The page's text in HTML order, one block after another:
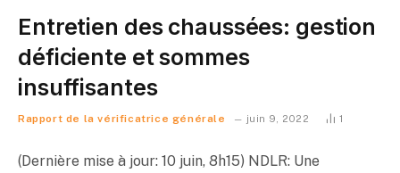
Entretien des chaussées: gestion
déficiente et sommes
insuffisantes
Rapport de la vérificatrice générale juin 9, 2022 1
(Dernière mise à jour: 10 juin, 8h15) NDLR: Une